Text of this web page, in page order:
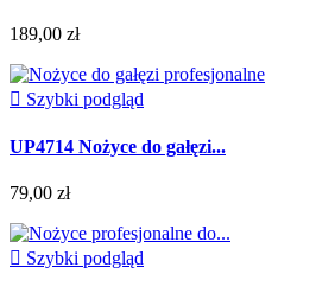
189,00 zł
 Szybki podgląd
UP4714 Nożyce do gałęzi...
79,00 zł
 Szybki podgląd